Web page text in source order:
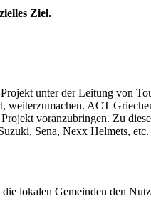
Ziel.
unter der Leitung von
ACT
voranzubringen. Zu
Sena, Nexx Helmets, etc.
lokalen Gemeinden den